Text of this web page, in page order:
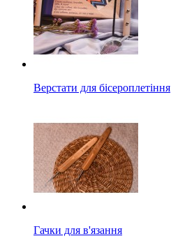
Верстати для бісероплетіння
Гачки для в'язання